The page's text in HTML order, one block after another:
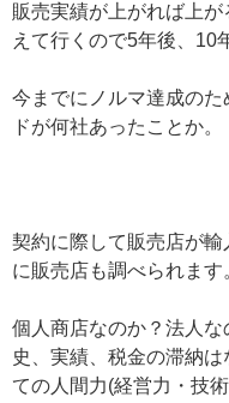
販売実績が上がれば上
えて行くので5年後、10
今までにノルマ達成の
ドが何社あったことか。
契約に際して販売店が
に販売店も調べられます
個人商店なのか？法人
史、実績、税金の滞納
ての人間力(経営力・技術